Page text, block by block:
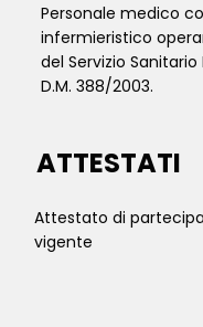
Personale medico
infermieristico
del Servizio
D.M. 388/2003.
ATTESTATI
Attestato di
vigente